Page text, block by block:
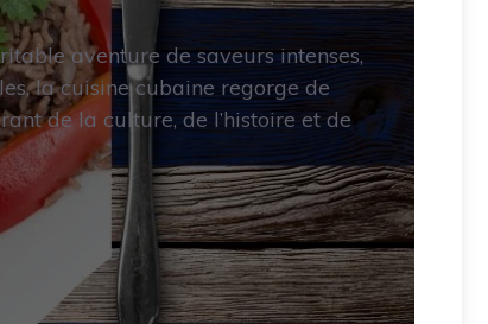
aventure de saveurs intenses,
la cuisine cubaine regorge de
de la culture, de l’histoire et de